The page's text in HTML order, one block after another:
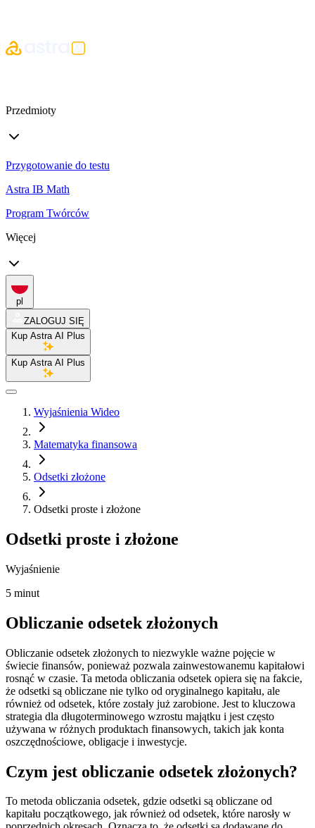
Przedmioty
Przygotowanie do testu
Astra IB Math
Program Twórców
Więcej
pl
ZALOGUJ SIĘ
Kup Astra AI Plus
Kup Astra AI Plus
Wyjaśnienia Wideo
Matematyka finansowa
Odsetki złożone
Odsetki proste i złożone
Odsetki proste i złożone
Wyjaśnienie
5 minut
Obliczanie odsetek złożonych
Obliczanie odsetek złożonych to niezwykle ważne pojęcie w
świecie finansów, ponieważ pozwala zainwestowanemu kapitałowi
rosnąć w czasie. Ta metoda obliczania odsetek opiera się na fakcie,
że odsetki są obliczane nie tylko od oryginalnego kapitału, ale
również od odsetek, które zostały już zarobione. Jest to kluczowa
strategia dla długoterminowego wzrostu majątku i jest często
używana w różnych produktach finansowych, takich jak konta
oszczędnościowe, obligacje i inwestycje.
Czym jest obliczanie odsetek złożonych?
To metoda obliczania odsetek, gdzie odsetki są obliczane od
kapitału początkowego, jak również od odsetek, które narosły w